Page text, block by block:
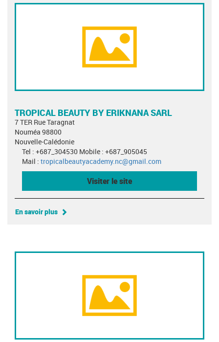
TROPICAL BEAUTY BY ERIKNANA SARL
7 TER Rue Taragnat
Nouméa 98800
Nouvelle-Calédonie
Tel : +687_304530 Mobile : +687_905045
Mail : tropicalbeautyacademy.nc@gmail.com
Visiter le site
En savoir plus